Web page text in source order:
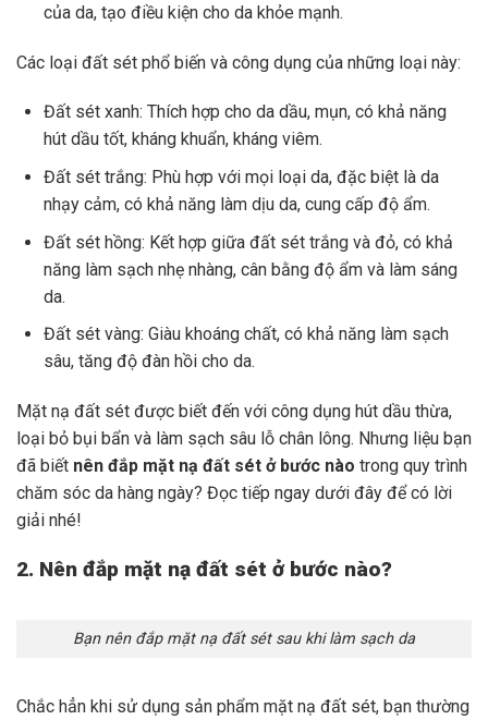
của da, tạo điều kiện cho da khỏe mạnh.
Các loại đất sét phổ biến và công dụng của những loại này:
Đất sét xanh: Thích hợp cho da dầu, mụn, có khả năng
hút dầu tốt, kháng khuẩn, kháng viêm.
Đất sét trắng: Phù hợp với mọi loại da, đặc biệt là da
nhạy cảm, có khả năng làm dịu da, cung cấp độ ẩm.
Đất sét hồng: Kết hợp giữa đất sét trắng và đỏ, có khả
năng làm sạch nhẹ nhàng, cân bằng độ ẩm và làm sáng
da.
Đất sét vàng: Giàu khoáng chất, có khả năng làm sạch
sâu, tăng độ đàn hồi cho da.
Mặt nạ đất sét được biết đến với công dụng hút dầu thừa,
loại bỏ bụi bẩn và làm sạch sâu lỗ chân lông. Nhưng liệu bạn
đã biết nên đắp mặt nạ đất sét ở bước nào trong quy trình
chăm sóc da hàng ngày? Đọc tiếp ngay dưới đây để có lời
giải nhé!
2. Nên đắp mặt nạ đất sét ở bước nào?
Bạn nên đắp mặt nạ đất sét sau khi làm sạch da
Chắc hẳn khi sử dụng sản phẩm mặt nạ đất sét, bạn thường